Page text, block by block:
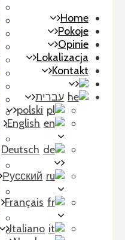
Home
Pokoje
Opinie
Lokalizacja
Kontakt
עברית
polski
English
Deutsch
Русский
Français
Italiano